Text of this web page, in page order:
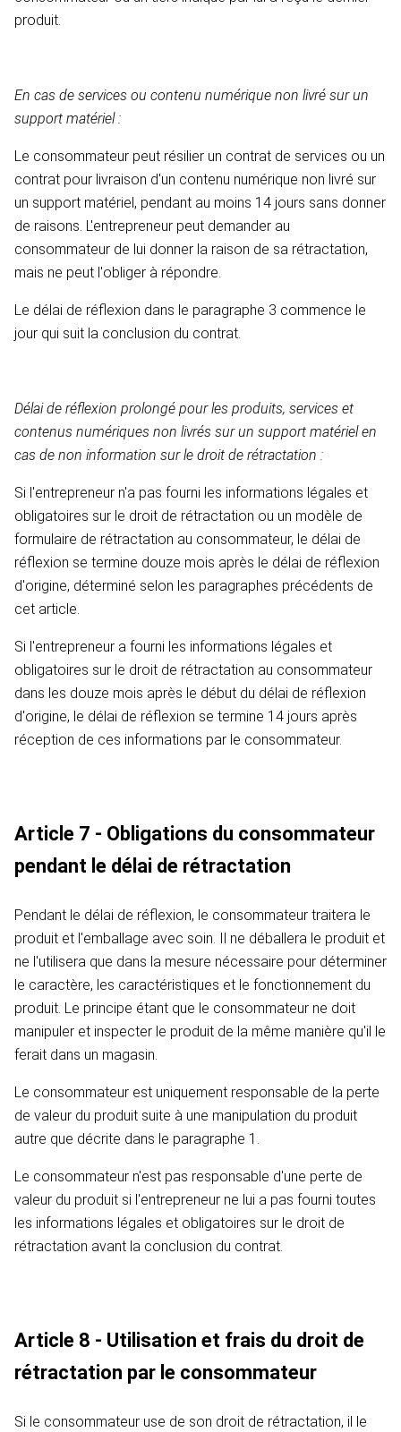
produit.
En cas de services ou contenu numérique non livré sur un
support matériel :
Le consommateur peut résilier un contrat de services ou un
contrat pour livraison d'un contenu numérique non livré sur
un support matériel, pendant au moins 14 jours sans donner
de raisons. L'entrepreneur peut demander au
consommateur de lui donner la raison de sa rétractation,
mais ne peut l'obliger à répondre.
Le délai de réflexion dans le paragraphe 3 commence le
jour qui suit la conclusion du contrat.
Délai de réflexion prolongé pour les produits, services et
contenus numériques non livrés sur un support matériel en
cas de non information sur le droit de rétractation :
Si l'entrepreneur n'a pas fourni les informations légales et
obligatoires sur le droit de rétractation ou un modèle de
formulaire de rétractation au consommateur, le délai de
réflexion se termine douze mois après le délai de réflexion
d'origine, déterminé selon les paragraphes précédents de
cet article.
Si l'entrepreneur a fourni les informations légales et
obligatoires sur le droit de rétractation au consommateur
dans les douze mois après le début du délai de réflexion
d'origine, le délai de réflexion se termine 14 jours après
réception de ces informations par le consommateur.
Article 7 - Obligations du consommateur
pendant le délai de rétractation
Pendant le délai de réflexion, le consommateur traitera le
produit et l'emballage avec soin. Il ne déballera le produit et
ne l'utilisera que dans la mesure nécessaire pour déterminer
le caractère, les caractéristiques et le fonctionnement du
produit. Le principe étant que le consommateur ne doit
manipuler et inspecter le produit de la même manière qu'il le
ferait dans un magasin.
Le consommateur est uniquement responsable de la perte
de valeur du produit suite à une manipulation du produit
autre que décrite dans le paragraphe 1.
Le consommateur n'est pas responsable d'une perte de
valeur du produit si l'entrepreneur ne lui a pas fourni toutes
les informations légales et obligatoires sur le droit de
rétractation avant la conclusion du contrat.
Article 8 - Utilisation et frais du droit de
rétractation par le consommateur
Si le consommateur use de son droit de rétractation, il le